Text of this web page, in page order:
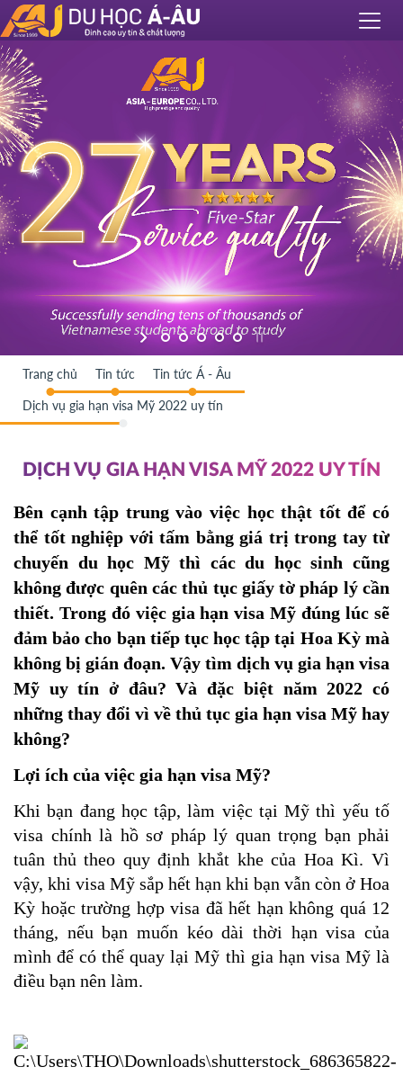
Trang chủ Tin tức Tin tức Á - Âu
Dịch vụ gia hạn visa Mỹ 2022 uy tín
DỊCH VỤ GIA HẠN VISA MỸ 2022 UY TÍN
Bên cạnh tập trung vào việc học thật tốt để có
thể tốt nghiệp với tấm bằng giá trị trong tay từ
chuyến du học Mỹ thì các du học sinh cũng
không được quên các thủ tục giấy tờ pháp lý cần
thiết. Trong đó việc gia hạn visa Mỹ đúng lúc sẽ
đảm bảo cho bạn tiếp tục học tập tại Hoa Kỳ mà
không bị gián đoạn. Vậy tìm dịch vụ gia hạn visa
Mỹ uy tín ở đâu? Và đặc biệt năm 2022 có
những thay đổi vì về thủ tục gia hạn visa Mỹ hay
không?
Lợi ích của việc gia hạn visa Mỹ?
Khi bạn đang học tập, làm việc tại Mỹ thì yếu tố
visa chính là hồ sơ pháp lý quan trọng bạn phải
tuân thủ theo quy định khắt khe của Hoa Kì. Vì
vậy, khi visa Mỹ sắp hết hạn khi bạn vẫn còn ở Hoa
Kỳ hoặc trường hợp visa đã hết hạn không quá 12
tháng, nếu bạn muốn kéo dài thời hạn visa của
mình để có thể quay lại Mỹ thì gia hạn visa Mỹ là
điều bạn nên làm.